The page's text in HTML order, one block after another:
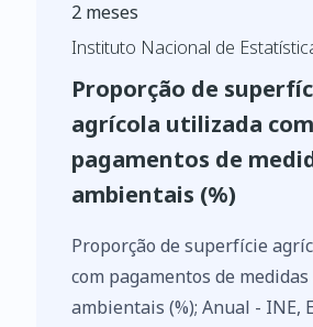
2 meses
Instituto Nacional de
Proporção de
agrícola utilizada com
pagamentos de
ambientais (%)
Proporção de superfície
com pagamentos de
ambientais (%); Anual - INE,